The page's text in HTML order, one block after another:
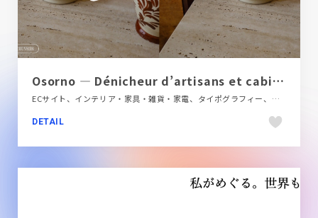
Osorno — Dénicheur d’artisans et cabinet de curiosités
ECサイト、インテリア・家具・雑貨・家電、タイポグラフィー、ナチュラル、ブランド・サービスサイト、ベージュ・ゴールド系、大きめ写真、手書き・ハンドメイド
DETAIL